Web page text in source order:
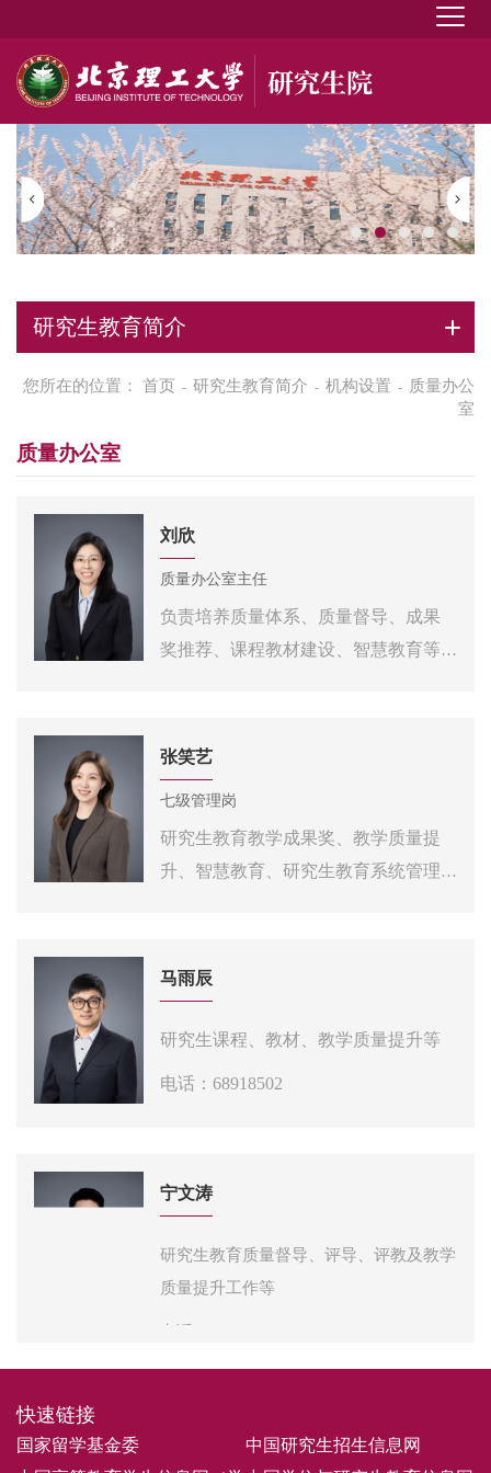
研究生教育简介
您所在的位置： 首页 - 研究生教育简介 - 机构设置 - 质量办公
室
质量办公室
刘欣
质量办公室主任
负责培养质量体系、质量督导、成果
奖推荐、课程教材建设、智慧教育等
办公地点：研究生楼315
张笑艺
七级管理岗
研究生教育教学成果奖、 教学质量提
升、 智慧教育、研究生教育系统管理
办公地点：研究生楼315
马雨辰
研究生课程、教材、教学质量提升等
电话：68918502
宁文涛
研究生教育质量督导、评导、评教及教学
质量提升工作等
快速链接
国家留学基金委
中国研究生招生信息网